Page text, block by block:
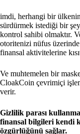
imdi, herhangi bir
sürdürmek istediği bir
kontrol sahibi olmaktır.
otoritenizi nüfus
finansal aktivitelerine
Ve muhtemelen bir
CloakCoin çevrimiçi
verir.
Gizlilik parası
finansal bilgileri kendi
özgürlüğünü sağlar.